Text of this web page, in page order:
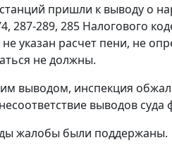
пришли к выводу о
, 287-289, 285 Налогового
указан расчет пени, не
не должны.
выводом, инспекция
выводов
жалобы были поддержаны.